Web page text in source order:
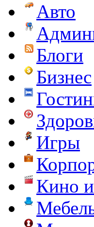
Авто
Блоги
Бизнес
Игры
Кино